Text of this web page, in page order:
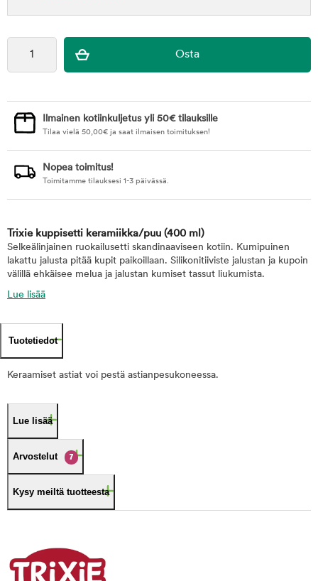
Ilmainen kotiinkuljetus yli 50€ tilauksille
Tilaa vielä 50,00€ ja saat ilmaisen toimituksen!
Nopea toimitus!
Toimitamme tilauksesi 1-3 päivässä.
Trixie kuppisetti keramiikka/puu (400 ml)
Selkeälinjainen ruokailusetti skandinaaviseen kotiin. Kumipuinen
lakattu jalusta pitää kupit paikoillaan. Silikonitiiviste jalustan ja kupoin
välillä ehkäisee melua ja jalustan kumiset tassut liukumista.
Lue lisää
Tuotetiedot
Keraamiset astiat voi pestä astianpesukoneessa.
Lue lisää
Arvostelut 7
Kysy meiltä tuotteesta